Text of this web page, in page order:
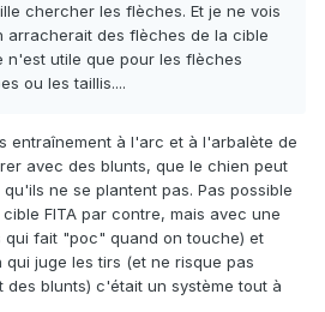
chercher les flèches. Et je ne vois
arracherait des flèches de la cible
n'est utile que pour les flèches
ou les taillis....
entraînement à l'arc et à l'arbalète de
avec des blunts, que le chien peut
ne se plantent pas. Pas possible
FITA par contre, mais avec une
qui fait "poc" quand on touche) et
juge les tirs (et ne risque pas
blunts) c'était un système tout à